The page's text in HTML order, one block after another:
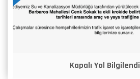
Kapalı Yol